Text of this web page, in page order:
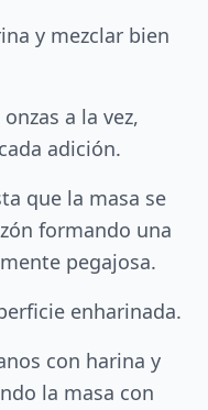
y mezclar bien
a la vez,
adición.
que la masa se
formando una
pegajosa.
enharinada.
con harina y
la masa con